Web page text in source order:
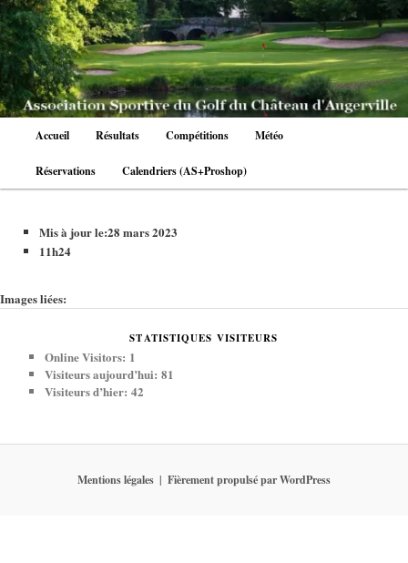
Aller
au
contenu
principal
Accueil Résultats Compétitions Météo
Réservations Calendriers (AS+Proshop)
Mis à jour le:28 mars 2023
11h24
Images liées:
STATISTIQUES VISITEURS
Online Visitors: 1
Visiteurs aujourd’hui:81
Visiteurs d’hier:42
Mentions légales Fièrement propulsé par WordPress